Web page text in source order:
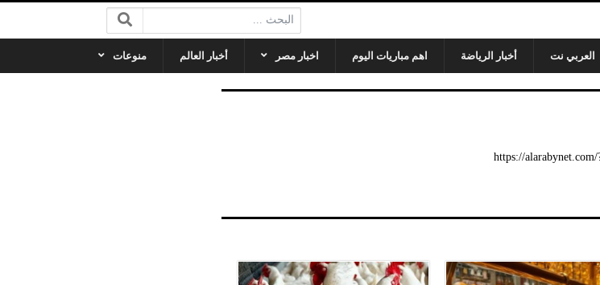
البحث:
العربي نت أخبار الرياضة اهم مباريات اليوم اخبار مصر أخبار العالم منوعات
https://alarabynet.com/